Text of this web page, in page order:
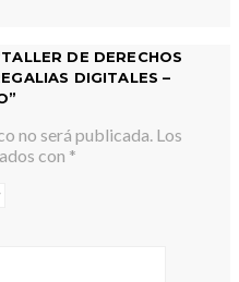
DE DERECHOS
DIGITALES –
no será publicada. Los
con *